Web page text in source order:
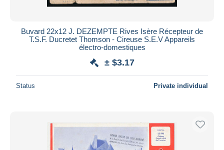
Buvard 22x12 J. DEZEMPTE Rives Isère Récepteur de
T.S.F. Ducretet Thomson - Cireuse S.E.V Appareils
électro-domestiques
± $3.17
Status Private individual